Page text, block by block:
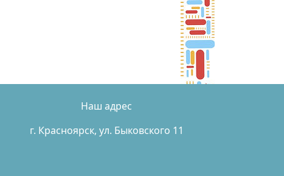
Наш адрес
г. Красноярск, ул. Быковского 11